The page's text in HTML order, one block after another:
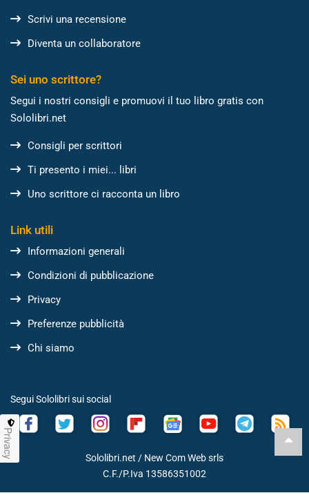
Scrivi una recensione
Diventa un collaboratore
Sei uno scrittore?
Segui i nostri consigli e promuovi il tuo libro gratis con
Sololibri.net
Consigli per scrittori
Ti presento i miei... libri
Uno scrittore ci racconta un libro
Link utili
Informazioni generali
Condizioni di pubblicazione
Privacy
Preferenze pubblicità
Chi siamo
Segui Sololibri sui social
Sololibri.net / New Com Web srls
C.F./P.Iva 13586351002
Privacy